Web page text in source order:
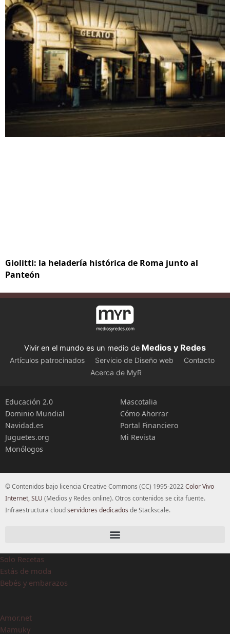
Giolitti: la heladería histórica de Roma junto al
Panteón
Vivir en el mundo es un medio de Medios y Redes
Artículos patrocinados Servicio de Diseño web
Contacto
Acerca de MyR
Educación 2.0
Dominio Mundial
Navidad.es
Juguetes.org
Monólogos
Mascotalia
Cómo Ahorrar
Portal Financiero
Mi Revista
© Contenidos bajo licencia Creative Commons (CC) 1995-2022Color Vivo
Internet, SLU (Medios y Redes online). Otros contenidos se cita fuente.
Infraestructura cloudservidores dedicados de Stackscale.
Solo Recetas
Estás de moda
Bebés y embarazos
Amor.net
Mamuky